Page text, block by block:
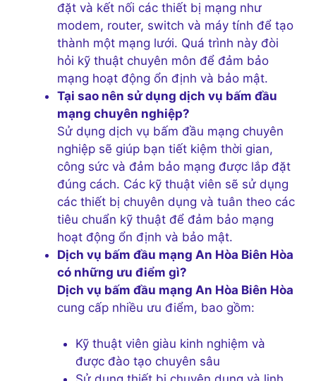
đặt và kết nối các thiết bị mạng như
modem, router, switch và máy tính để tạo
thành một mạng lưới. Quá trình này đòi
hỏi kỹ thuật chuyên môn để đảm bảo
mạng hoạt động ổn định và bảo mật.
Tại sao nên sử dụng dịch vụ bấm đầu
mạng chuyên nghiệp?
Sử dụng dịch vụ bấm đầu mạng chuyên
nghiệp sẽ giúp bạn tiết kiệm thời gian,
công sức và đảm bảo mạng được lắp đặt
đúng cách. Các kỹ thuật viên sẽ sử dụng
các thiết bị chuyên dụng và tuân theo các
tiêu chuẩn kỹ thuật để đảm bảo mạng
hoạt động ổn định và bảo mật.
Dịch vụ bấm đầu mạng An Hòa Biên Hòa
có những ưu điểm gì?
Dịch vụ bấm đầu mạng An Hòa Biên Hòa
cung cấp nhiều ưu điểm, bao gồm:
Kỹ thuật viên giàu kinh nghiệm và
được đào tạo chuyên sâu